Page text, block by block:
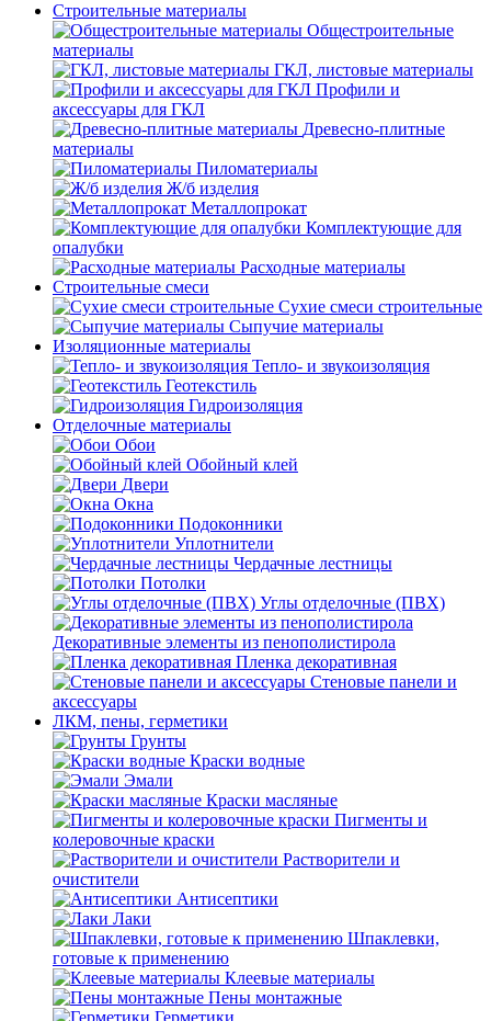
Строительные материалы
Общестроительные
материалы
ГКЛ, листовые материалы
Профили и
аксессуары для ГКЛ
Древесно-плитные
материалы
Пиломатериалы
Ж/б изделия
Металлопрокат
Комплектующие для
опалубки
Расходные материалы
Строительные смеси
Сухие смеси строительные
Сыпучие материалы
Изоляционные материалы
Тепло- и звукоизоляция
Геотекстиль
Гидроизоляция
Отделочные материалы
Обои
Обойный клей
Двери
Окна
Подоконники
Уплотнители
Чердачные лестницы
Потолки
Углы отделочные (ПВХ)
Декоративные элементы из пенополистирола
Пленка декоративная
Стеновые панели и
аксессуары
ЛКМ, пены, герметики
Грунты
Краски водные
Эмали
Краски масляные
Пигменты и
колеровочные краски
Растворители и
очистители
Антисептики
Лаки
Шпаклевки,
готовые к применению
Клеевые материалы
Пены монтажные
Герметики